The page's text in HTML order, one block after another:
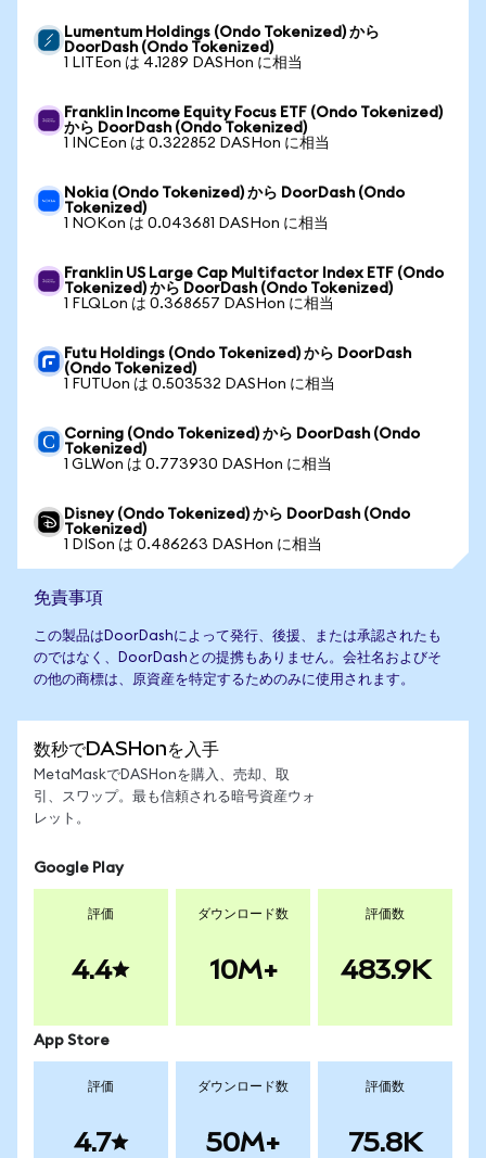
Lumentum Holdings (Ondo Tokenized) から
DoorDash (Ondo Tokenized)
1 LITEon は 4.1289 DASHon に相当
Franklin Income Equity Focus ETF (Ondo Tokenized)
から DoorDash (Ondo Tokenized)
1 INCEon は 0.322852 DASHon に相当
Nokia (Ondo Tokenized) から DoorDash (Ondo
Tokenized)
1 NOKon は 0.043681 DASHon に相当
Franklin US Large Cap Multifactor Index ETF (Ondo
Tokenized) から DoorDash (Ondo Tokenized)
1 FLQLon は 0.368657 DASHon に相当
Futu Holdings (Ondo Tokenized) から DoorDash
(Ondo Tokenized)
1 FUTUon は 0.503532 DASHon に相当
Corning (Ondo Tokenized) から DoorDash (Ondo
Tokenized)
1 GLWon は 0.773930 DASHon に相当
Disney (Ondo Tokenized) から DoorDash (Ondo
Tokenized)
1 DISon は 0.486263 DASHon に相当
免責事項
この製品はDoorDashによって発行、後援、または承認されたも
のではなく、DoorDashとの提携もありません。会社名およびそ
の他の商標は、原資産を特定するためのみに使用されます。
数秒でDASHonを入手
MetaMaskでDASHonを購入、売却、取
引、スワップ。最も信頼される暗号資産ウォ
レット。
Google Play
評価
4.4
ダウンロード数
10M+
評価数
483.9K
App Store
評価
4.7
ダウンロード数
50M+
評価数
75.8K